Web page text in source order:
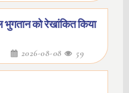
को रेखांकित किया
2026-08-08 59